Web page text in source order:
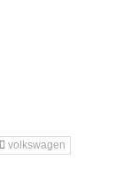
volkswagen